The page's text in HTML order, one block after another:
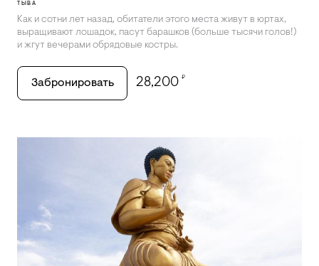
ТЫВА
Как и сотни лет назад, обитатели этого места живут в юртах,
выращивают лошадок, пасут барашков (больше тысячи голов!)
и жгут вечерами обрядовые костры.
Забронировать 28,200 ₽